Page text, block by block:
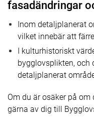
fasadändringar
Inom detaljplanerat
vilket innebär att
I kulturhistoriskt
bygglovsplikten, och
detaljplanerat
Om du är osäker på
gärna av dig till